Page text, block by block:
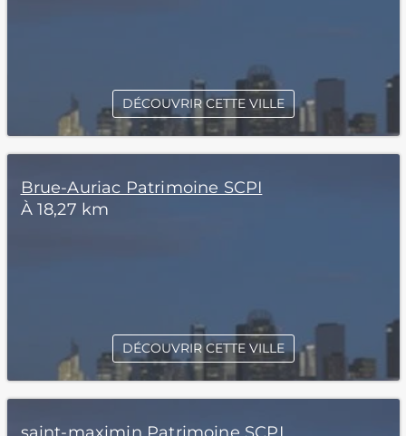
DÉCOUVRIR CETTE VILLE
Brue-Auriac Patrimoine SCPI
À 18,27 km
DÉCOUVRIR CETTE VILLE